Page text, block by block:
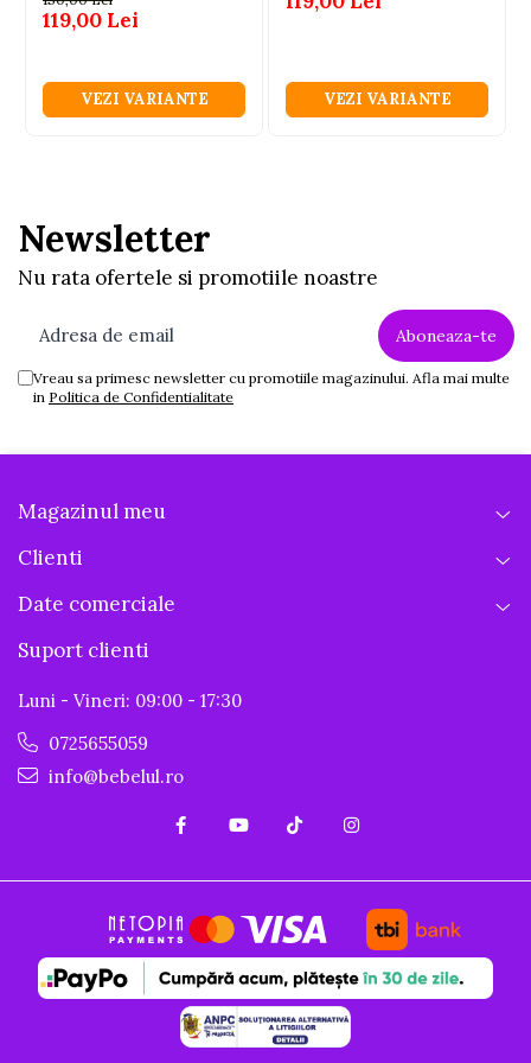
119,00 Lei
VEZI VARIANTE VEZI VARIANTE
Newsletter
Nu rata ofertele si promotiile noastre
Vreau sa primesc newsletter cu promotiile magazinului. Afla mai multe
in Politica de Confidentialitate
Magazinul meu
Clienti
Date comerciale
Suport clienti
Luni - Vineri: 09:00 - 17:30
0725655059
info@bebelul.ro